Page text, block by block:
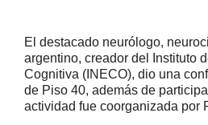
El destacado neurólogo,
argentino, creador del Instituto
Cognitiva (INECO), dio una
de Piso 40, además de
actividad fue coorganizada por